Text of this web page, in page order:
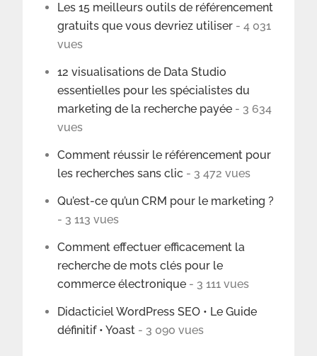
Les 15 meilleurs outils de référencement
gratuits que vous devriez utiliser - 4 031
vues
12 visualisations de Data Studio
essentielles pour les spécialistes du
marketing de la recherche payée - 3 634
vues
Comment réussir le référencement pour
les recherches sans clic - 3 472 vues
Qu’est-ce qu’un CRM pour le marketing ?
- 3 113 vues
Comment effectuer efficacement la
recherche de mots clés pour le
commerce électronique - 3 111 vues
Didacticiel WordPress SEO • Le Guide
définitif • Yoast - 3 090 vues